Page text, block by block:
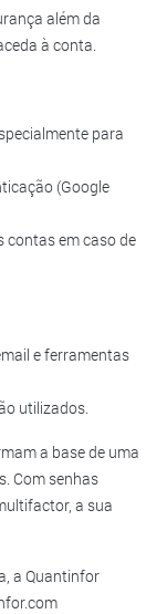
além da
à conta.
para
(Google
contas em caso de
e ferramentas
utilizados.
a base de uma
Com senhas
a sua
a Quantinfor